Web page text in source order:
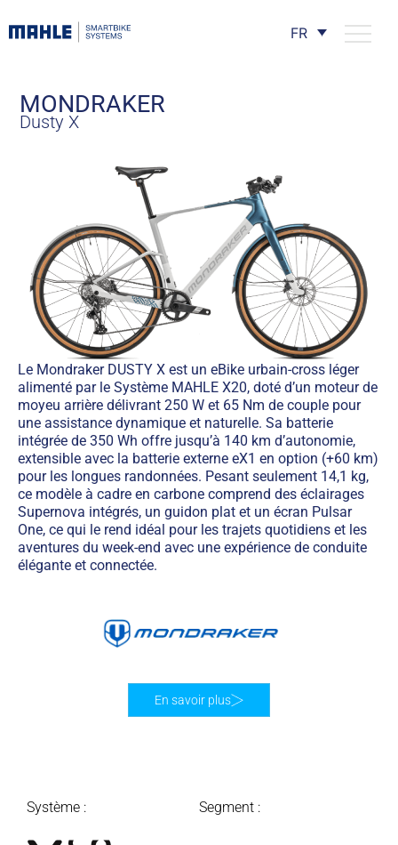
FR
MONDRAKER
Dusty X
Le Mondraker DUSTY X est un eBike urbain-cross léger
alimenté par le Système MAHLE X20, doté d’un moteur de
moyeu arrière délivrant 250 W et 65 Nm de couple pour
une assistance dynamique et naturelle. Sa batterie
intégrée de 350 Wh offre jusqu’à 140 km d’autonomie,
extensible avec la batterie externe eX1 en option (+60 km)
pour les longues randonnées. Pesant seulement 14,1 kg,
ce modèle à cadre en carbone comprend des éclairages
Supernova intégrés, un guidon plat et un écran Pulsar
One, ce qui le rend idéal pour les trajets quotidiens et les
aventures du week-end avec une expérience de conduite
élégante et connectée.
Système : Segment :
En savoir plus